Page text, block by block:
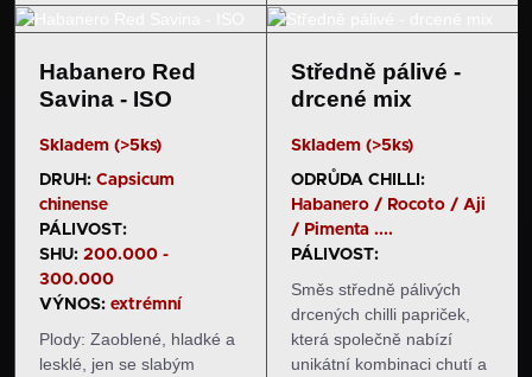
Habanero Red
Savina - ISO
Skladem (>5ks)
DRUH: Capsicum
chinense
PÁLIVOST:
SHU: 200.000 -
300.000
VÝNOS: extrémní
Plody: Zaoblené, hladké a
lesklé, jen se slabým
Středně pálivé -
drcené mix
Skladem (>5ks)
ODRŮDA CHILLI:
Habanero / Rocoto / Aji
/ Pimenta ....
PÁLIVOST:
Směs středně pálivých
drcených chilli papriček,
která společně nabízí
unikátní kombinaci chutí a